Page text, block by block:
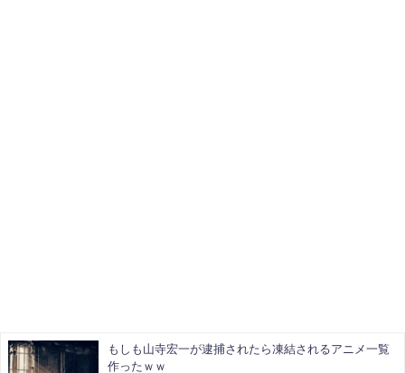
もしも山寺宏一が逮捕されたら凍結されるアニメ一覧
作ったｗｗ